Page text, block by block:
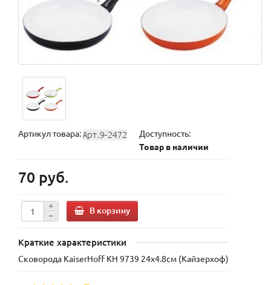
Артикул товара:
Доступность:
Товар в наличии
70 руб.
В корзину
Краткие характеристики
Сковорода KaiserHoff KH 9739 24х4.8см (Кайзерхоф)